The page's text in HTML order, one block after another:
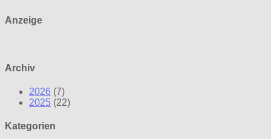
Anzeige
Archiv
2026 (7)
2025 (22)
Kategorien